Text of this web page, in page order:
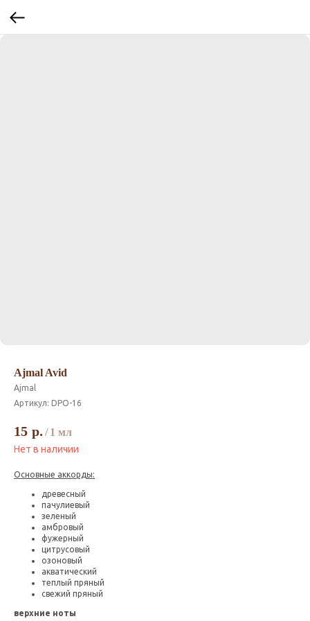
Ajmal Avid
Ajmal
Артикул: DPO-16
15 р. / 1 мл
Нет в наличии
Основные аккорды:
древесный
пачулиевый
зеленый
амбровый
фужерный
цитрусовый
озоновый
акватический
теплый пряный
свежий пряный
верхние ноты